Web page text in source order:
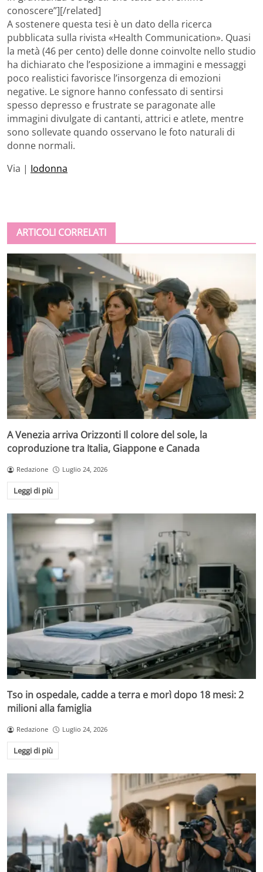
conoscere”][/related]
A sostenere questa tesi è un dato della ricerca
pubblicata sulla rivista «Health Communication». Quasi
la metà (46 per cento) delle donne coinvolte nello studio
ha dichiarato che l’esposizione a immagini e messaggi
poco realistici favorisce l’insorgenza di emozioni
negative. Le signore hanno confessato di sentirsi
spesso depresso e frustrate se paragonate alle
immagini divulgate di cantanti, attrici e atlete, mentre
sono sollevate quando osservano le foto naturali di
donne normali.
Via | Iodonna
ARTICOLI CORRELATI
A Venezia arriva Orizzonti Il colore del sole, la
coproduzione tra Italia, Giappone e Canada
Redazione Luglio 24, 2026
Leggi di più
Tso in ospedale, cadde a terra e morì dopo 18 mesi: 2
milioni alla famiglia
Redazione Luglio 24, 2026
Leggi di più